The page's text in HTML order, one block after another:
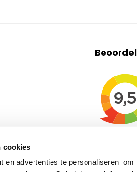
cookies
en advertenties te personaliseren,